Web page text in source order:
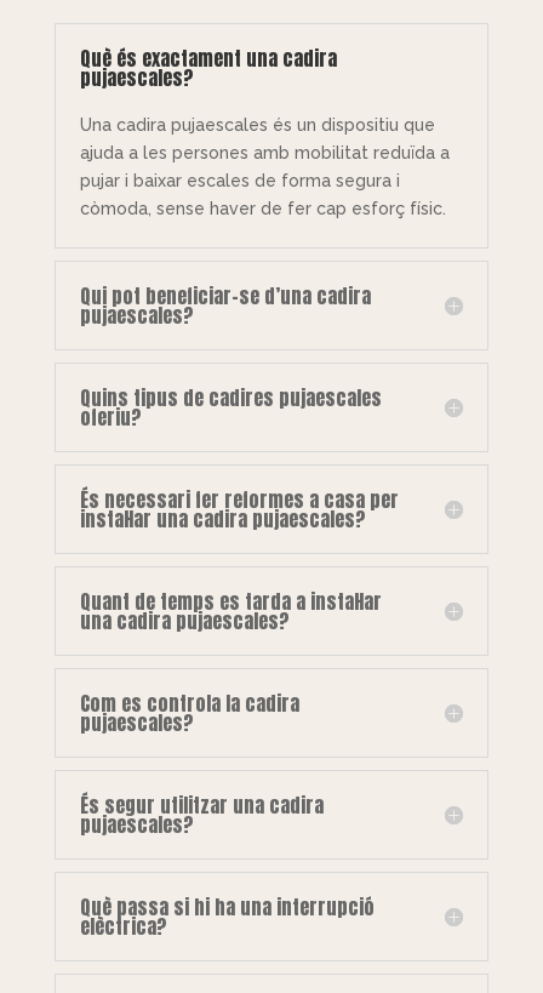
Què és exactament una cadira
pujaescales?
Una cadira pujaescales és un dispositiu que
ajuda a les persones amb mobilitat reduïda a
pujar i baixar escales de forma segura i
còmoda, sense haver de fer cap esforç físic.
Qui pot beneficiar-se d’una cadira
pujaescales?
Quins tipus de cadires pujaescales
oferiu?
És necessari fer reformes a casa per
instal·lar una cadira pujaescales?
Quant de temps es tarda a instal·lar
una cadira pujaescales?
Com es controla la cadira
pujaescales?
És segur utilitzar una cadira
pujaescales?
Què passa si hi ha una interrupció
elèctrica?